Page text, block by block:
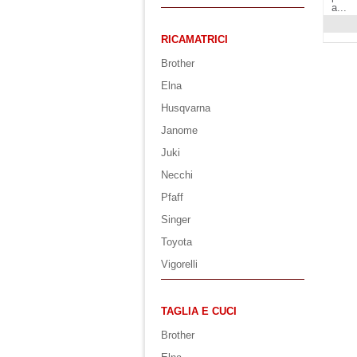
RICAMATRICI
Brother
Elna
Husqvarna
Janome
Juki
Necchi
Pfaff
Singer
Toyota
Vigorelli
TAGLIA E CUCI
Brother
a...